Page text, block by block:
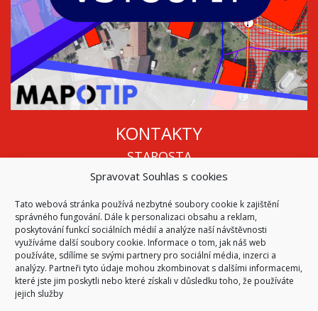
Spravovat Souhlas s cookies
Tato webová stránka používá nezbytné soubory cookie k zajištění
správného fungování. Dále k personalizaci obsahu a reklam,
poskytování funkcí sociálních médií a analýze naší návštěvnosti
využíváme další soubory cookie. Informace o tom, jak náš web
používáte, sdílíme se svými partnery pro sociální média, inzerci a
analýzy. Partneři tyto údaje mohou zkombinovat s dalšími informacemi,
které jste jim poskytli nebo které získali v důsledku toho, že používáte
jejich služby
KONTAKTY
STAROSTA
Mgr. Roman Vala
info@oukojetice.cz
ÚŘEDNÍ HODINY
Po, St: 15:30 - 16:30
Všechny kontakty | Kde nás najdete